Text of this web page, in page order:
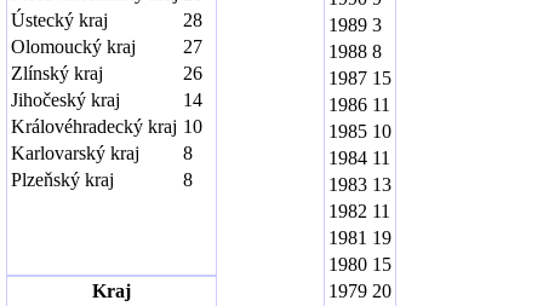
Ústecký kraj
28
Olomoucký kraj
27
Zlínský kraj
26
Jihočeský kraj
14
Královéhradecký kraj 10
Karlovarský kraj
8
Plzeňský kraj
8
Kraj
1989 3
1988 8
1987 15
1986 11
1985 10
1984 11
1983 13
1982 11
1981 19
1980 15
1979 20